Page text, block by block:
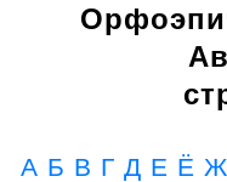
А Б В Г Д Е Ё Ж